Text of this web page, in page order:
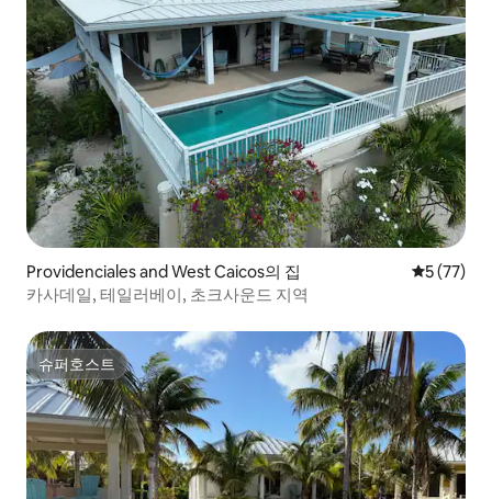
Providenciales and West Caicos의 집 평점 5점
5 (77)
카사데일, 테일러베이, 초크사운드 지역
슈퍼호스트
슈퍼호스트